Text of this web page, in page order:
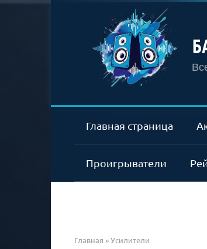
Главная страница
Проигрыватели
Главная »Усилители